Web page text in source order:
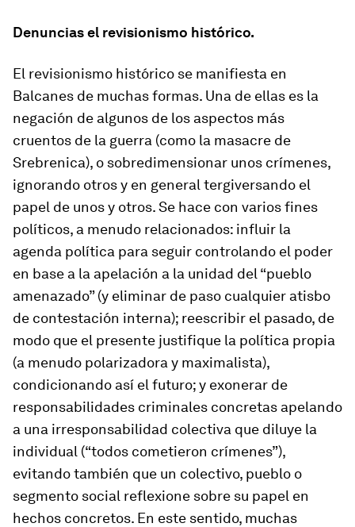
Denuncias el revisionismo histórico.
El revisionismo histórico se manifiesta en
Balcanes de muchas formas. Una de ellas es la
negación de algunos de los aspectos más
cruentos de la guerra (como la masacre de
Srebrenica), o sobredimensionar unos crímenes,
ignorando otros y en general tergiversando el
papel de unos y otros. Se hace con varios fines
políticos, a menudo relacionados: influir la
agenda política para seguir controlando el poder
en base a la apelación a la unidad del “pueblo
amenazado” (y eliminar de paso cualquier atisbo
de contestación interna); reescribir el pasado, de
modo que el presente justifique la política propia
(a menudo polarizadora y maximalista),
condicionando así el futuro; y exonerar de
responsabilidades criminales concretas apelando
a una irresponsabilidad colectiva que diluye la
individual (“todos cometieron crímenes”),
evitando también que un colectivo, pueblo o
segmento social reflexione sobre su papel en
hechos concretos. En este sentido, muchas